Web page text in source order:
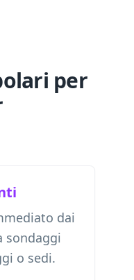
per
dai
sondaggi
o sedi.